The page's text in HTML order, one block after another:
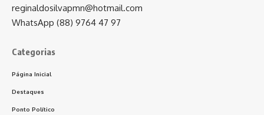
reginaldosilvapmn@hotmail.com
WhatsApp (88) 9764 47 97
Categorias
Página Inicial
Destaques
Ponto Político